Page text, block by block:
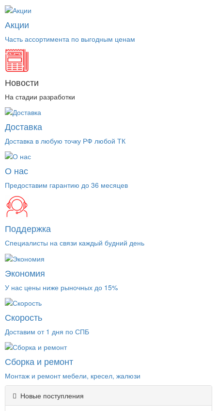
Акции
Часть ассортимента по выгодным ценам
Новости
На стадии разработки
Доставка
Доставка в любую точку РФ любой ТК
О нас
Предоставим гарантию до 36 месяцев
Поддержка
Специалисты на связи каждый будний день
Экономия
У нас цены ниже рыночных до 15%
Скорость
Доставим от 1 дня по СПБ
Сборка и ремонт
Монтаж и ремонт мебели, кресел, жалюзи
Новые поступления